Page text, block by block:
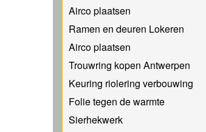
Airco plaatsen
Ramen en deuren Lokeren
Airco plaatsen
Trouwring kopen Antwerpen
Keuring riolering verbouwing
Folie tegen de warmte
Sierhekwerk